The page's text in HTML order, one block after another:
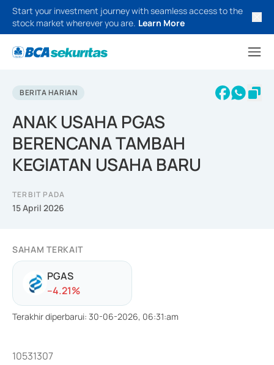
Start your investment journey with seamless access to the
stock market wherever you are. Learn More
BERITA HARIAN
ANAK USAHA PGAS
BERENCANA TAMBAH
KEGIATAN USAHA BARU
TERBIT PADA
15 April 2026
SAHAM TERKAIT
PGAS
--4.21%
Terakhir diperbarui: 30-06-2026, 06:31:am
10531307